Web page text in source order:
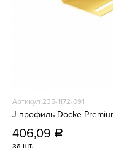
Артикул 235-1172-091
J-профиль Docke
406,09 a
за шт.